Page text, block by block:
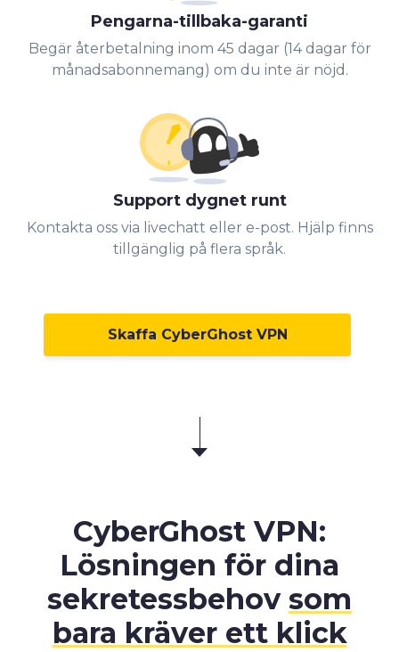
Pengarna-tillbaka-garanti
Begär återbetalning inom 45 dagar (14 dagar för
månadsabonnemang) om du inte är nöjd.
Support dygnet runt
Kontakta oss via livechatt eller e-post. Hjälp finns
tillgänglig på flera språk.
Skaffa CyberGhost VPN
CyberGhost VPN:
Lösningen för dina
sekretessbehov som
bara kräver ett klick